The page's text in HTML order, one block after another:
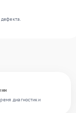
диагностики